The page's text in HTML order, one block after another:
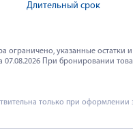
Длительный срок
ограничено, указанные остатки
07.08.2026 При бронировании
только при оформлении